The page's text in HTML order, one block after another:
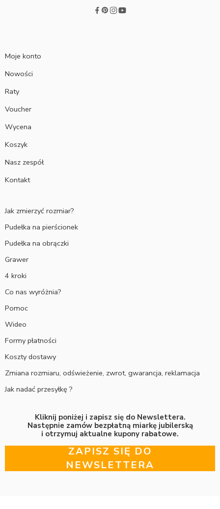
Moje konto
Nowości
Raty
Voucher
Wycena
Koszyk
Nasz zespół
Kontakt
Jak zmierzyć rozmiar?
Pudełka na pierścionek
Pudełka na obrączki
Grawer
4 kroki
Co nas wyróżnia?
Pomoc
Wideo
Formy płatności
Koszty dostawy
Zmiana rozmiaru, odświeżenie, zwrot, gwarancja, reklamacja
Jak nadać przesyłkę ?
Kliknij poniżej i zapisz się do Newslettera.
Następnie zamów bezpłatną miarkę jubilerską
i otrzymuj aktualne kupony rabatowe.
ZAPISZ SIĘ DO
NEWSLETTERA